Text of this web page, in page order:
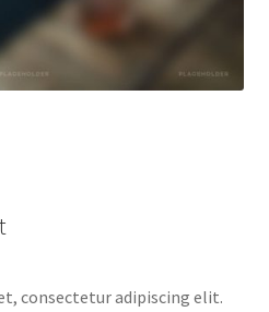
consectetur adipiscing elit.